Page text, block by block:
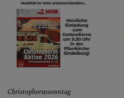
Christophorussonntag